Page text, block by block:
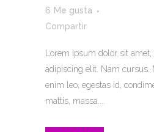
6 Me gusta
Compartir
Lorem ipsum dolor sit
adipiscing elit. Nam
enim leo, egestas id,
mattis, massa....